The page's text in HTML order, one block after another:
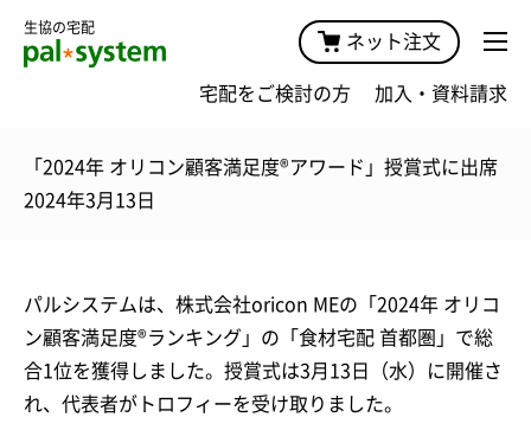
生協の宅配
ネット注文
宅配をご検討の方 加入・資料請求
「2024年 オリコン顧客満足度®アワード」授賞式に出席
2024年3月13日
パルシステムは、株式会社oricon MEの「2024年 オリコ
ン顧客満足度®ランキング」の「食材宅配 首都圏」で総
合1位を獲得しました。授賞式は3月13日（水）に開催さ
れ、代表者がトロフィーを受け取りました。